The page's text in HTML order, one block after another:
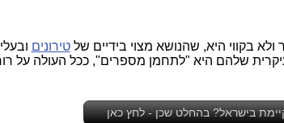
בקווי היא, שהנושא מצוי בידיים שלטירונים
שלהם היא "לתחמן מספרים", ככל העולה על
בישראל? בהחלט שכן - לחץ כאן